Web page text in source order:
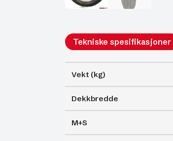
Tekniske spesifikasjoner
Vekt (kg)
Dekkbredde
M+S